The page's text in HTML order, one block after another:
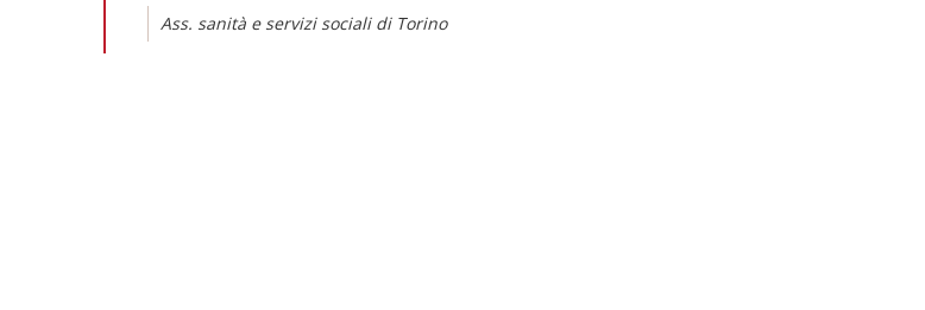
Ass. sanità e servizi sociali di Torino